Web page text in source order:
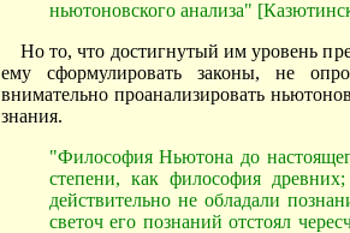
ньютоновского анализа"
Но то, что достигнутый им уровень
ему сформулировать законы, не
внимательно проанализировать
знания.
"Философия Ньютона до
степени, как философия
действительно не обладали
светоч его познаний отстоял